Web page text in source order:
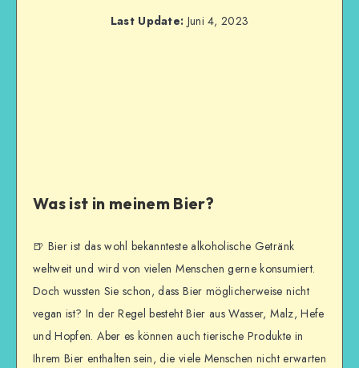
Last Update: Juni 4, 2023
Was ist in meinem Bier?
🍺 Bier ist das wohl bekannteste alkoholische Getränk
weltweit und wird von vielen Menschen gerne konsumiert.
Doch wussten Sie schon, dass Bier möglicherweise nicht
vegan ist? In der Regel besteht Bier aus Wasser, Malz, Hefe
und Hopfen. Aber es können auch tierische Produkte in
Ihrem Bier enthalten sein, die viele Menschen nicht erwarten